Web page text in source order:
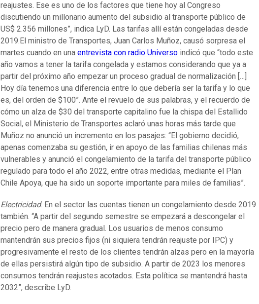
reajustes. Ese es uno de los factores que tiene hoy al Congreso
discutiendo un millonario aumento del subsidio al transporte público de
US$ 2.356 millones”, indica LyD. Las tarifas allí están congeladas desde
2019.El ministro de Transportes, Juan Carlos Muñoz, causó sorpresa el
martes cuando en una entrevista con radio Universo indicó que “todo este
año vamos a tener la tarifa congelada y estamos considerando que ya a
partir del próximo año empezar un proceso gradual de normalización […]
Hoy día tenemos una diferencia entre lo que debería ser la tarifa y lo que
es, del orden de $100”. Ante el revuelo de sus palabras, y el recuerdo de
cómo un alza de $30 del transporte capitalino fue la chispa del Estallido
Social, el Ministerio de Transportes aclaró unas horas más tarde que
Muñoz no anunció un incremento en los pasajes: “El gobierno decidió,
apenas comenzaba su gestión, ir en apoyo de las familias chilenas más
vulnerables y anunció el congelamiento de la tarifa del transporte público
regulado para todo el año 2022, entre otras medidas, mediante el Plan
Chile Apoya, que ha sido un soporte importante para miles de familias”.
Electricidad. En el sector las cuentas tienen un congelamiento desde 2019
también. “A partir del segundo semestre se empezará a descongelar el
precio pero de manera gradual. Los usuarios de menos consumo
mantendrán sus precios fijos (ni siquiera tendrán reajuste por IPC) y
progresivamente el resto de los clientes tendrán alzas pero en la mayoría
de ellas persistirá algún tipo de subsidio. A partir de 2023 los menores
consumos tendrán reajustes acotados. Esta política se mantendrá hasta
2032”, describe LyD.